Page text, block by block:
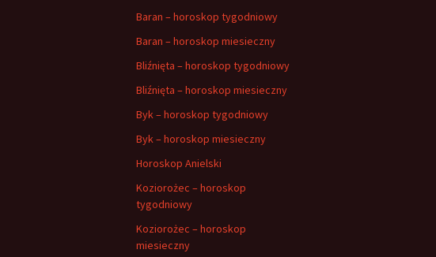
Baran – horoskop tygodniowy
Baran – horoskop miesieczny
Bliźnięta – horoskop tygodniowy
Bliźnięta – horoskop miesieczny
Byk – horoskop tygodniowy
Byk – horoskop miesieczny
Horoskop Anielski
Koziorożec – horoskop
tygodniowy
Koziorożec – horoskop
miesieczny